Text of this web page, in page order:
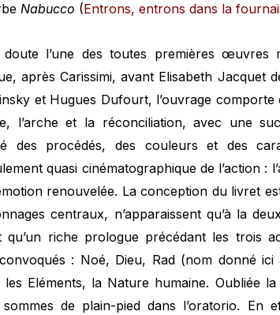
Nabucco (Entrons, entrons dans la
doute l’une des toutes premières œuvres
après Carissimi, avant Elisabeth Jacquet
et Hugues Dufourt, l’ouvrage
l’arche et la réconciliation, avec une
des procédés, des couleurs et des
quasi cinématographique de l’action :
renouvelée. La conception du livret
centraux, n’apparaissent qu’à la
qu’un riche prologue précédant les trois
: Noé, Dieu, Rad (nom donné
les Eléments, la Nature humaine. Oubliée
de plain-pied dans l’oratorio. En